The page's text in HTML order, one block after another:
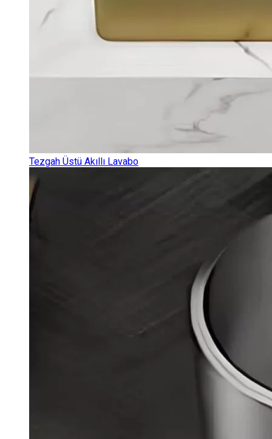
Tezgah Üstü Akıllı Lavabo